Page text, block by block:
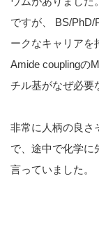
ですが、 BS/PhD/
ークなキャリアを
Amide couplingの
チル基がなぜ必要
非常に人柄の良さ
で、途中で化学に
言っていました。